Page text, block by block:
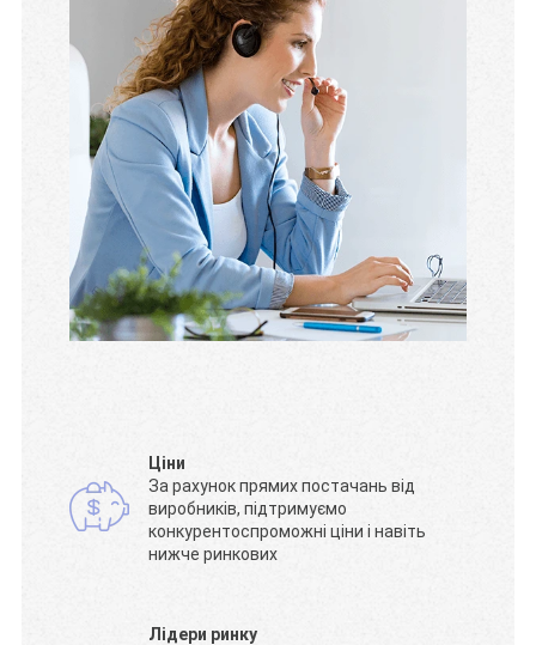
Ціни
За рахунок прямих постачань від
виробників, підтримуємо
конкурентоспроможні ціни і навіть
нижче ринкових
Лідери ринку